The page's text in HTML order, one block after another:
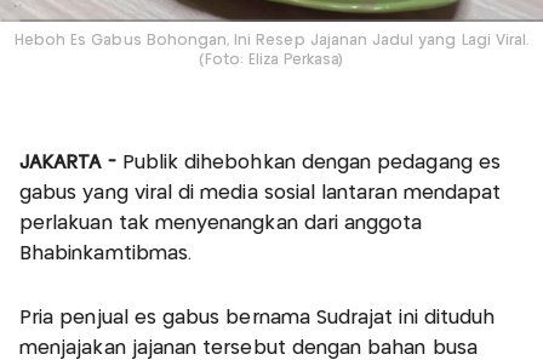
Heboh Es Gabus Bohongan, Ini Resep Jajanan Jadul yang Lagi Viral.
(Foto: Eliza Perkasa)
JAKARTA - Publik dihebohkan dengan pedagang es
gabus yang viral di media sosial lantaran mendapat
perlakuan tak menyenangkan dari anggota
Bhabinkamtibmas.
Pria penjual es gabus bernama Sudrajat ini dituduh
menjajakan jajanan tersebut dengan bahan busa